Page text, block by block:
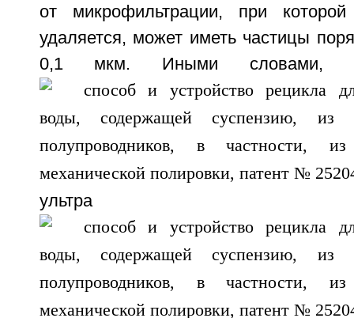
от микрофильтрации, при которой
удаляется, может иметь частицы
0,1 мкм. Иными словами,
ультра